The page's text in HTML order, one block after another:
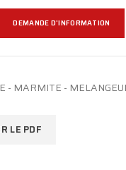
DEMANDE D'INFORMATION
- MARMITE -
LE PDF